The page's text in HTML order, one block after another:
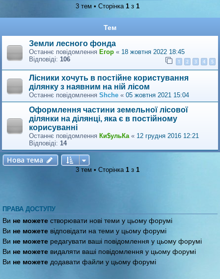
3 тем • Сторінка 1 з 1
Тем
Земли лесного фонда
Останнє повідомлення Егор « 18 жовтня 2022 18:45
Відповіді: 106 1 2 3 4 5
Лісники хочуть в постійне користування
ділянку з наявним на ній лісом
Останнє повідомлення Shche « 05 жовтня 2021 15:04
Оформлення частини земельної лісової
ділянки на ділянці, яка є в постійному
корисуванні
Останнє повідомлення Ки$ульКа « 12 грудня 2016 12:21
Відповіді: 14
Нова тема
Нова тема
3 тем • Сторінка 1 з 1
ПРАВА ДОСТУПУ
Ви не можете створювати нові теми у цьому форумі
Ви не можете відповідати на теми у цьому форумі
Ви не можете редагувати ваші повідомлення у цьому форумі
Ви не можете видаляти ваші повідомлення у цьому форумі
Ви не можете додавати файли у цьому форумі